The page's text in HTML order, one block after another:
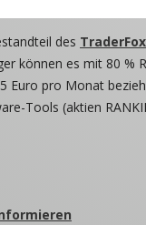
des
können es mit 80 %
Euro pro Monat
Tools (aktien